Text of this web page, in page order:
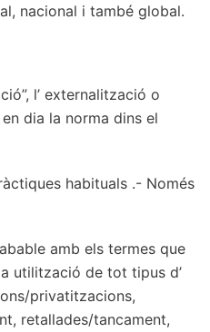
nacional i també global.
l’ externalització o
dia la norma dins el
habituals .- Només
amb els termes que
utilització de tot tipus d’
privatitzacions,
retallades/tancament,